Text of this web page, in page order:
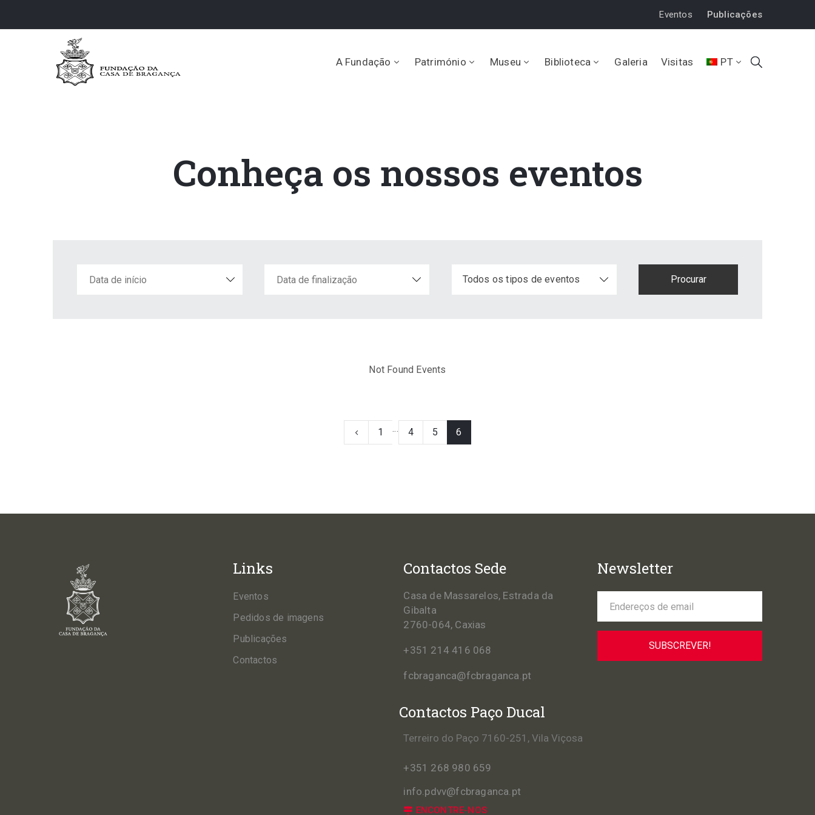
Eventos Publicações
A Fundação Património Museu Biblioteca Galeria Visitas PT
Conheça os nossos eventos
Todos os tipos de eventos
Not Found Events
1 ... 4 5 6
Links
Eventos
Pedidos de imagens
Publicações
Contactos
Contactos Sede
Casa de Massarelos, Estrada da
Gibalta
2760-064, Caxias
+351 214 416 068
fcbraganca@fcbraganca.pt
Contactos Paço Ducal
Terreiro do Paço 7160-251, Vila Viçosa
+351 268 980 659
info.pdvv@fcbraganca.pt
ENCONTRE-NOS
Newsletter